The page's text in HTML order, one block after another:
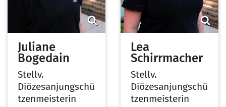
Juliane
Bogedain
Stellv.
Diözesanjungschü
tzenmeisterin
Lea
Schirrmacher
Stellv.
Diözesanjungschü
tzenmeisterin